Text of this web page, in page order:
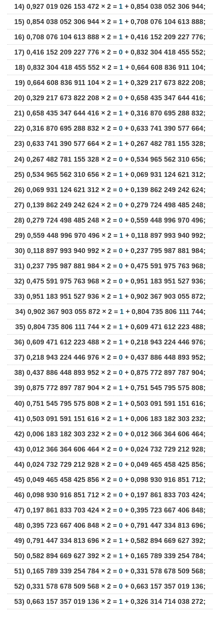
14) 0,927 019 026 153 472 × 2 = 1 + 0,854 038 052 306 944;
15) 0,854 038 052 306 944 × 2 = 1 + 0,708 076 104 613 888;
16) 0,708 076 104 613 888 × 2 = 1 + 0,416 152 209 227 776;
17) 0,416 152 209 227 776 × 2 = 0 + 0,832 304 418 455 552;
18) 0,832 304 418 455 552 × 2 = 1 + 0,664 608 836 911 104;
19) 0,664 608 836 911 104 × 2 = 1 + 0,329 217 673 822 208;
20) 0,329 217 673 822 208 × 2 = 0 + 0,658 435 347 644 416;
21) 0,658 435 347 644 416 × 2 = 1 + 0,316 870 695 288 832;
22) 0,316 870 695 288 832 × 2 = 0 + 0,633 741 390 577 664;
23) 0,633 741 390 577 664 × 2 = 1 + 0,267 482 781 155 328;
24) 0,267 482 781 155 328 × 2 = 0 + 0,534 965 562 310 656;
25) 0,534 965 562 310 656 × 2 = 1 + 0,069 931 124 621 312;
26) 0,069 931 124 621 312 × 2 = 0 + 0,139 862 249 242 624;
27) 0,139 862 249 242 624 × 2 = 0 + 0,279 724 498 485 248;
28) 0,279 724 498 485 248 × 2 = 0 + 0,559 448 996 970 496;
29) 0,559 448 996 970 496 × 2 = 1 + 0,118 897 993 940 992;
30) 0,118 897 993 940 992 × 2 = 0 + 0,237 795 987 881 984;
31) 0,237 795 987 881 984 × 2 = 0 + 0,475 591 975 763 968;
32) 0,475 591 975 763 968 × 2 = 0 + 0,951 183 951 527 936;
33) 0,951 183 951 527 936 × 2 = 1 + 0,902 367 903 055 872;
34) 0,902 367 903 055 872 × 2 = 1 + 0,804 735 806 111 744;
35) 0,804 735 806 111 744 × 2 = 1 + 0,609 471 612 223 488;
36) 0,609 471 612 223 488 × 2 = 1 + 0,218 943 224 446 976;
37) 0,218 943 224 446 976 × 2 = 0 + 0,437 886 448 893 952;
38) 0,437 886 448 893 952 × 2 = 0 + 0,875 772 897 787 904;
39) 0,875 772 897 787 904 × 2 = 1 + 0,751 545 795 575 808;
40) 0,751 545 795 575 808 × 2 = 1 + 0,503 091 591 151 616;
41) 0,503 091 591 151 616 × 2 = 1 + 0,006 183 182 303 232;
42) 0,006 183 182 303 232 × 2 = 0 + 0,012 366 364 606 464;
43) 0,012 366 364 606 464 × 2 = 0 + 0,024 732 729 212 928;
44) 0,024 732 729 212 928 × 2 = 0 + 0,049 465 458 425 856;
45) 0,049 465 458 425 856 × 2 = 0 + 0,098 930 916 851 712;
46) 0,098 930 916 851 712 × 2 = 0 + 0,197 861 833 703 424;
47) 0,197 861 833 703 424 × 2 = 0 + 0,395 723 667 406 848;
48) 0,395 723 667 406 848 × 2 = 0 + 0,791 447 334 813 696;
49) 0,791 447 334 813 696 × 2 = 1 + 0,582 894 669 627 392;
50) 0,582 894 669 627 392 × 2 = 1 + 0,165 789 339 254 784;
51) 0,165 789 339 254 784 × 2 = 0 + 0,331 578 678 509 568;
52) 0,331 578 678 509 568 × 2 = 0 + 0,663 157 357 019 136;
53) 0,663 157 357 019 136 × 2 = 1 + 0,326 314 714 038 272;